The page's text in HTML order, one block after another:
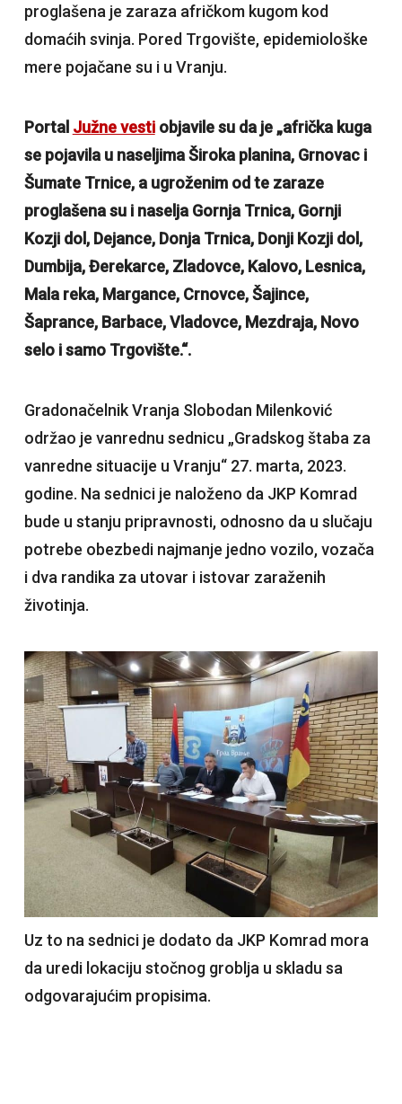
proglašena je zaraza afričkom kugom kod
domaćih svinja. Pored Trgovište, epidemiološke
mere pojačane su i u Vranju.
Portal Južne vestiobjavile su da je „afrička kuga
se pojavila u naseljima Široka planina, Grnovac i
Šumate Trnice, a ugroženim od te zaraze
proglašena su i naselja Gornja Trnica, Gornji
Kozji dol, Dejance, Donja Trnica, Donji Kozji dol,
Dumbija, Đerekarce, Zladovce, Kalovo, Lesnica,
Mala reka, Margance, Crnovce, Šajince,
Šaprance, Barbace, Vladovce, Mezdraja, Novo
selo i samo Trgovište.“.
Gradonačelnik Vranja Slobodan Milenković
održao je vanrednu sednicu „Gradskog štaba za
vanredne situacije u Vranju“ 27. marta, 2023.
godine. Na sednici je naloženo da JKP Komrad
bude u stanju pripravnosti, odnosno da u slučaju
potrebe obezbedi najmanje jedno vozilo, vozača
i dva randika za utovar i istovar zaraženih
životinja.
Uz to na sednici je dodato da JKP Komrad mora
da uredi lokaciju stočnog groblja u skladu sa
odgovarajućim propisima.